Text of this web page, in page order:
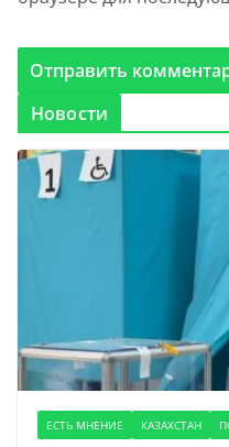
Новости
ЕСТЬ МНЕНИЕ КАЗАХСТАН